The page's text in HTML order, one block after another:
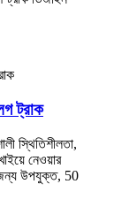
ট্রাক
স্থিতিশীলতা,
নেওয়ার
জন্য উপযুক্ত, 50